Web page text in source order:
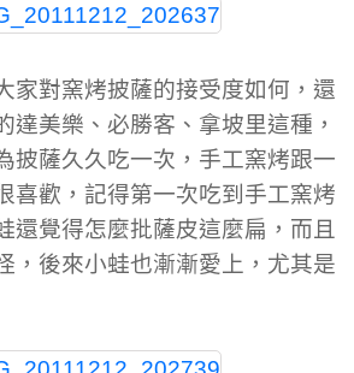
家對窯烤披薩的接受度如何，還
達美樂、必勝客、拿坡里這種，
披薩久久吃一次，手工窯烤跟一
喜歡，記得第一次吃到手工窯烤
還覺得怎麼批薩皮這麼扁，而且
，後來小蛙也漸漸愛上，尤其是